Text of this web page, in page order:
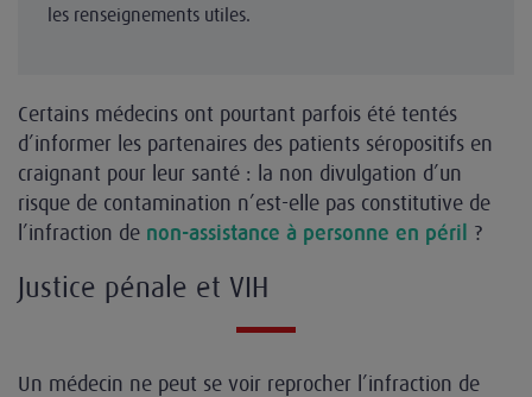
les renseignements utiles.
Certains médecins ont pourtant parfois été tentés
d’informer les partenaires des patients séropositifs en
craignant pour leur santé : la non divulgation d’un
risque de contamination n’est-elle pas constitutive de
l’infraction de non-assistance à personne en péril ?
Justice pénale et VIH
Un médecin ne peut se voir reprocher l’infraction de